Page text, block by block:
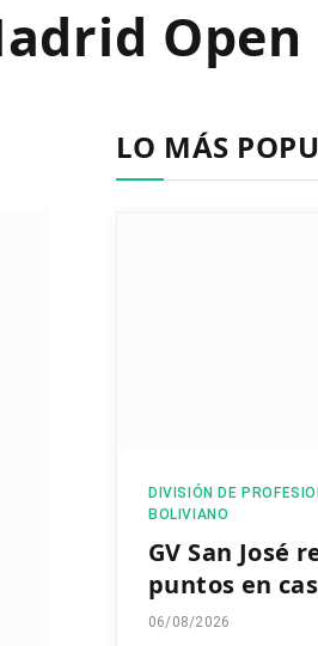
Open
LO MÁS
DIVISIÓN DE
BOLIVIANO
GV San José
puntos en
06/08/2026